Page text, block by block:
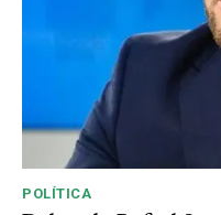
POLÍTICA